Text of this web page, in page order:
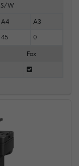
S/W
A4 A3
45 0
Fax